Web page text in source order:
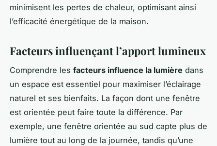
minimisent les pertes de chaleur, optimisant ainsi
l’efficacité énergétique de la maison.
Facteurs influençant l’apport lumineux
Comprendre les facteurs influence la lumière dans
un espace est essentiel pour maximiser l’éclairage
naturel et ses bienfaits. La façon dont une fenêtre
est orientée peut faire toute la différence. Par
exemple, une fenêtre orientée au sud capte plus de
lumière tout au long de la journée, tandis qu’une